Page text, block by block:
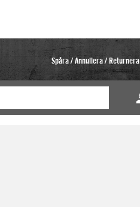
Spåra / Annullera / Returnera